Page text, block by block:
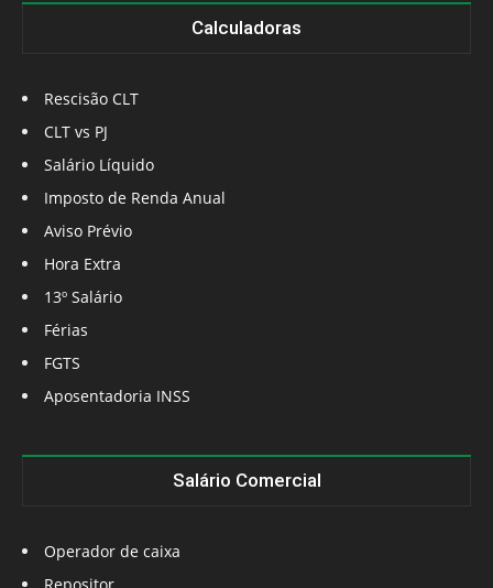
Calculadoras
Rescisão CLT
CLT vs PJ
Salário Líquido
Imposto de Renda Anual
Aviso Prévio
Hora Extra
13º Salário
Férias
FGTS
Aposentadoria INSS
Salário Comercial
Operador de caixa